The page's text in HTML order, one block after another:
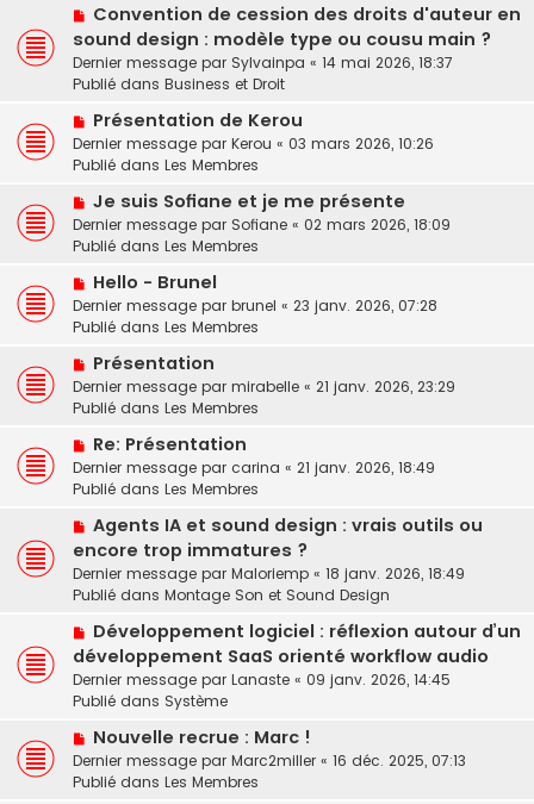
s
a
g
e
a
u
m
e
s
a
g
N
o
u
v
a
u
m
s
s
a
e
Convention de cession des droits d'auteur en
sound design : modèle type ou cousu main ?
Dernier message par Sylvainpa « 14 mai 2026, 18:37
Publié dans Business et Droit
N
o
u
e
a
u
e
s
s
a
g
e
Présentation de Kerou
Dernier message par Kerou « 03 mars 2026, 10:26
Publié dans Les Membres
N
o
u
e
a
u
e
s
s
a
g
e
Je suis Sofiane et je me présente
Dernier message par Sofiane « 02 mars 2026, 18:09
Publié dans Les Membres
N
o
u
e
a
u
e
s
s
a
g
e
Hello - Brunel
Dernier message par brunel « 23 janv. 2026, 07:28
Publié dans Les Membres
N
o
u
e
a
u
e
s
s
a
e
Présentation
Dernier message par mirabelle « 21 janv. 2026, 23:29
Publié dans Les Membres
N
o
u
e
a
u
m
s
s
a
g
Re: Présentation
Dernier message par carina « 21 janv. 2026, 18:49
Publié dans Les Membres
N
o
u
v
a
u
m
e
s
a
g
Agents IA et sound design : vrais outils ou
encore trop immatures ?
Dernier message par Maloriemp « 18 janv. 2026, 18:49
Publié dans Montage Son et Sound Design
N
o
u
v
a
u
m
Développement logiciel : réflexion autour d’un
développement SaaS orienté workflow audio
Dernier message par Lanaste « 09 janv. 2026, 14:45
Publié dans Système
N
o
u
Nouvelle recrue : Marc !
Dernier message par Marc2miller « 16 déc. 2025, 07:13
Publié dans Les Membres